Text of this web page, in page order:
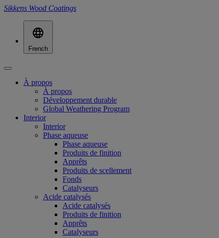
Sikkens Wood Coatings
French
À propos
À propos
Développement durable
Global Weathering Program
Interior
Interior
Phase aqueuse
Phase aqueuse
Produits de finition
Apprêts
Produits de scellement
Fonds
Catalyseurs
Acide catalysés
Acide catalysés
Produits de finition
Apprêts
Catalyseurs